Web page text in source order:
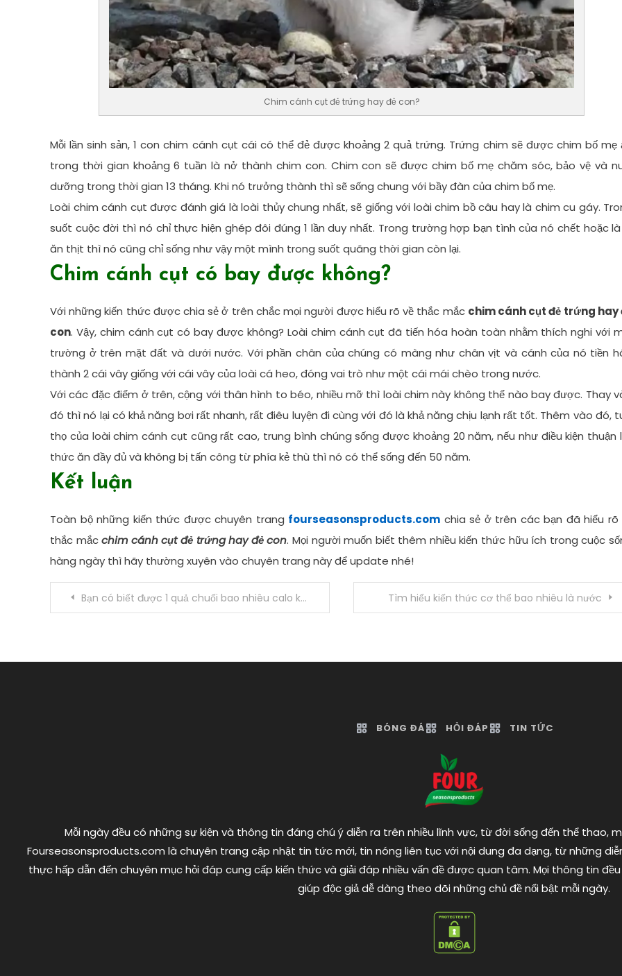
Chim cánh cụt đẻ trứng hay đẻ con?
Mỗi lần sinh sản, 1 con chim cánh cụt cái có thể đẻ được khoảng 2 quả trứng. Trứng chim sẽ được chim bố mẹ
trong thời gian khoảng 6 tuần là nở thành chim con. Chim con sẽ được chim bố mẹ chăm sóc, bảo vệ và
dưỡng trong thời gian 13 tháng. Khi nó trưởng thành thì sẽ sống chung với bầy đàn của chim bố mẹ.
Loài chim cánh cụt được đánh giá là loài thủy chung nhất, sẽ giống với loài chim bồ câu hay là chim cu gáy.
suốt cuộc đời thì nó chỉ thực hiện ghép đôi đúng 1 lần duy nhất. Trong trường hợp bạn tình của nó chết hoặc
ăn thịt thì nó cũng chỉ sống như vậy một mình trong suốt quãng thời gian còn lại.
Chim cánh cụt có bay được không?
Với những kiến thức được chia sẻ ở trên chắc mọi người được hiểu rõ về thắc mắc chim cánh cụt đẻ trứng hay
con. Vậy, chim cánh cụt có bay được không? Loài chim cánh cụt đã tiến hóa hoàn toàn nhằm thích nghi với
trường ở trên mặt đất và dưới nước. Với phần chân của chúng có màng như chân vịt và cánh của nó tiền
thành 2 cái vây giống với cái vây của loài cá heo, đóng vai trò như một cái mái chèo trong nước.
Với các đặc điểm ở trên, cộng với thân hình to béo, nhiều mỡ thì loài chim này không thể nào bay được. Thay
đó thì nó lại có khả năng bơi rất nhanh, rất điêu luyện đi cùng với đó là khả năng chịu lạnh rất tốt. Thêm vào đó,
thọ của loài chim cánh cụt cũng rất cao, trung bình chúng sống được khoảng 20 năm, nếu như điều kiện thuận
thức ăn đầy đủ và không bị tấn công từ phía kẻ thù thì nó có thể sống đến 50 năm.
Kết luận
Toàn bộ những kiến thức được chuyên trang fourseasonsproducts.com chia sẻ ở trên các bạn đã hiểu rõ
thắc mắcchim cánh cụt đẻ trứng hay đẻ con. Mọi người muốn biết thêm nhiều kiến thức hữu ích trong cuộc
hàng ngày thì hãy thường xuyên vào chuyên trang này để update nhé!
Điều
bài
Bạn có biết được 1 quả chuối bao nhiêu calo không? Tìm hiểu kiến thức cơ thể bao nhiêu là nước
BÓNG ĐÁ HỎI ĐÁP TIN TỨC
Mỗi ngày đều có những sự kiện và thông tin đáng chú ý diễn ra trên nhiều lĩnh vực, từ đời sống đến thể thao,
Fourseasonsproducts.com là chuyên trang cập nhật tin tức mới, tin nóng liên tục với nội dung đa dạng, từ những
thực hấp dẫn đến chuyên mục hỏi đáp cung cấp kiến thức và giải đáp nhiều vấn đề được quan tâm. Mọi thông tin
giúp độc giả dễ dàng theo dõi những chủ đề nổi bật mỗi ngày.